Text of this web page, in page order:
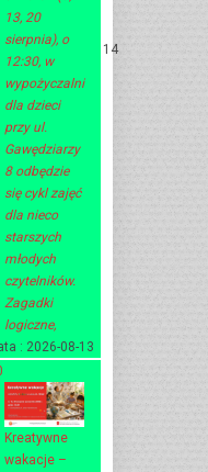
13, 20
sierpnia), o
12:30, w
wypożyczalni
dla dzieci
przy ul.
Gawędziarzy
8 odbędzie
się cykl zajęć
dla nieco
starszych
młodych
czytelników.
Zagadki
logiczne,
: 2026-08-13
14
Kreatywne
wakacje –